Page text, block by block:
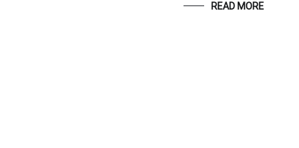
READ MORE